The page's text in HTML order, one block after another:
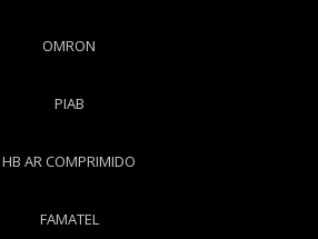
OMRON
PIAB
HB AR COMPRIMIDO
FAMATEL